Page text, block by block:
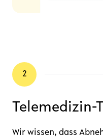
2
Telemedizin-
Wir wissen, dass